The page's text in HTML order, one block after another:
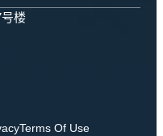
号楼
Terms Of Use